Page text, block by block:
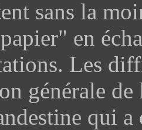
sans la
en
Les
générale
qui a